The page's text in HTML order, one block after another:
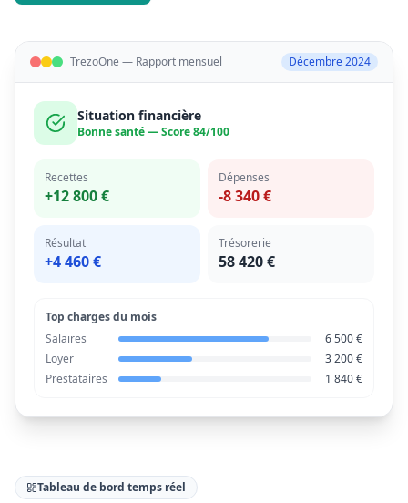
TrezoOne — Rapport mensuel Décembre 2024
Situation financière
Bonne santé — Score 84/100
Recettes
+12 800 €
Dépenses
-8 340 €
Résultat
+4 460 €
Trésorerie
58 420 €
Top charges du mois
Salaires
6 500 €
Loyer
3 200 €
Prestataires
1 840 €
Tableau de bord temps réel